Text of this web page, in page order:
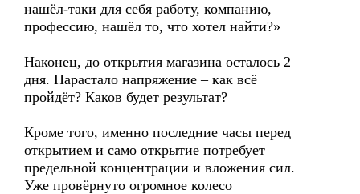
нашёл-таки для себя работу, компанию,
профессию, нашёл то, что хотел найти?»
Наконец, до открытия магазина осталось 2
дня. Нарастало напряжение – как всё
пройдёт? Каков будет результат?
Кроме того, именно последние часы перед
открытием и само открытие потребует
предельной концентрации и вложения сил.
Уже провёрнуто огромное колесо